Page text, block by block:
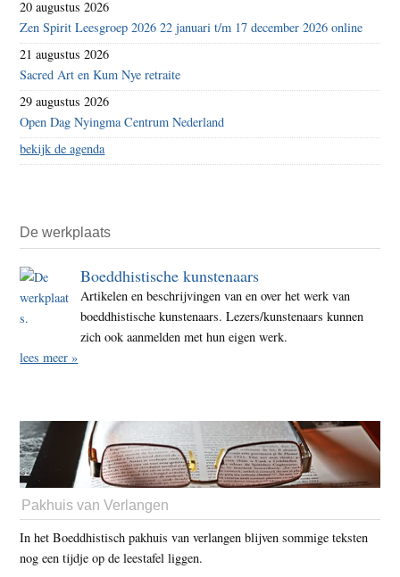
20 augustus 2026
Zen Spirit Leesgroep 2026 22 januari t/m 17 december 2026 online
21 augustus 2026
Sacred Art en Kum Nye retraite
29 augustus 2026
Open Dag Nyingma Centrum Nederland
bekijk de agenda
De werkplaats
Boeddhistische kunstenaars
Artikelen en beschrijvingen van en over het werk van
boeddhistische kunstenaars. Lezers/kunstenaars kunnen
zich ook aanmelden met hun eigen werk.
lees meer »
Pakhuis van Verlangen
In het Boeddhistisch pakhuis van verlangen blijven sommige teksten
nog een tijdje op de leestafel liggen.